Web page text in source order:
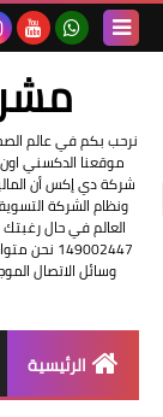
موقعنا الدكسني
شركة دي إكس أن
ونظام الشركة
العالم في حال
وسائل الاتصال
الرئيسية